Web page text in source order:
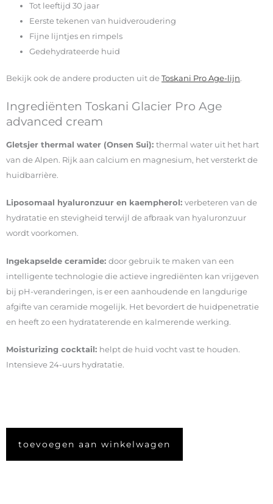
Tot leeftijd 30 jaar
Eerste tekenen van huidveroudering
Fijne lijntjes en rimpels
Gedehydrateerde huid
Bekijk ook de andere producten uit de Toskani Pro Age-lijn.
Ingrediënten Toskani Glacier Pro Age
advanced cream
Gletsjer thermal water (Onsen Sui): thermal water uit het hart
van de Alpen. Rijk aan calcium en magnesium, het versterkt de
huidbarrière.
Liposomaal hyaluronzuur en kaempherol: verbeteren van de
hydratatie en stevigheid terwijl de afbraak van hyaluronzuur
wordt voorkomen.
Ingekapselde ceramide: door gebruik te maken van een
intelligente technologie die actieve ingrediënten kan vrijgeven
bij pH-veranderingen, is er een aanhoudende en langdurige
afgifte van ceramide mogelijk. Het bevordert de huidpenetratie
en heeft zo een hydrataterende en kalmerende werking.
Moisturizing cocktail: helpt de huid vocht vast te houden.
Intensieve 24-uurs hydratatie.
toevoegen aan winkelwagen